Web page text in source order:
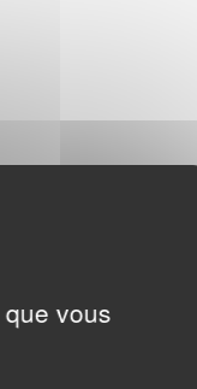
Charte du Nettoyage
ressort de ce
vêtements est au coeur
vous